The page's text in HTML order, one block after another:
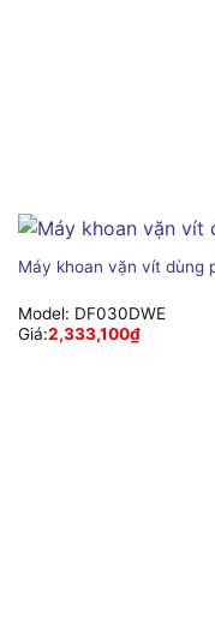
Máy khoan vặn vít dùng
Model: DF030DWE
Giá:2,333,100₫